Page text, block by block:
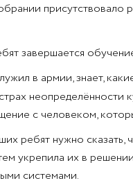
присутствовало
завершается
в армии, знает,
неопределённости
с человеком,
ребят нужно
укрепила их в
системами.